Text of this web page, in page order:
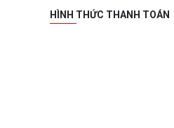
HÌNH THỨC THANH TOÁN